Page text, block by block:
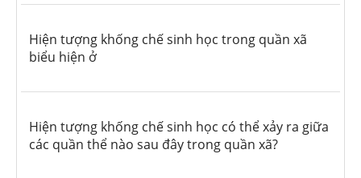
Hiện tượng khống chế sinh học trong quần xã
biểu hiện ở
Hiện tượng khống chế sinh học có thể xảy ra giữa
các quần thể nào sau đây trong quần xã?